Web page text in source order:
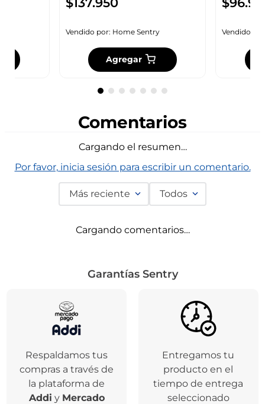
Vendido por: Home Sentry
Agregar
Vendido
Comentarios
Cargando el resumen…
Por favor, inicia sesión para escribir un comentario.
Más reciente Todos
Cargando comentarios…
Garantías Sentry
Respaldamos tus
compras a través de
la plataforma de
Addi y Mercado
Entregamos tu
producto en el
tiempo de entrega
seleccionado